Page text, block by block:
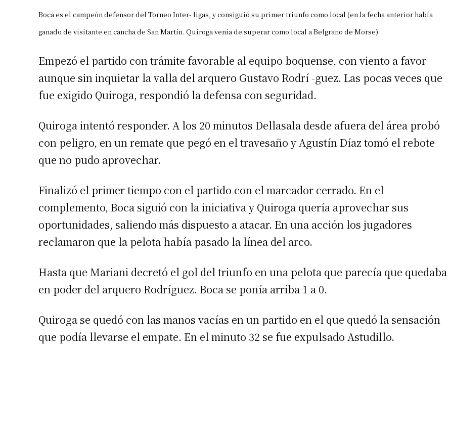
Boca es el campeón defensor del Torneo Inter- ligas, y consiguió su primer triunfo como local (en la fecha anterior había
ganado de visitante en cancha de San Martín. Quiroga venía de superar como local a Belgrano de Morse).
Empezó el partido con trámite favorable al equipo boquense, con viento a favor
aunque sin inquietar la valla del arquero Gustavo Rodrí -guez. Las pocas veces que
fue exigido Quiroga, respondió la defensa con seguridad.
Quiroga intentó responder. A los 20 minutos Dellasala desde afuera del área probó
con peligro, en un remate que pegó en el travesaño y Agustín Díaz tomó el rebote
que no pudo aprovechar.
Finalizó el primer tiempo con el partido con el marcador cerrado. En el
complemento, Boca siguió con la iniciativa y Quiroga quería aprovechar sus
oportunidades, saliendo más dispuesto a atacar. En una acción los jugadores
reclamaron que la pelota había pasado la línea del arco.
Hasta que Mariani decretó el gol del triunfo en una pelota que parecía que quedaba
en poder del arquero Rodríguez. Boca se ponía arriba 1 a 0.
Quiroga se quedó con las manos vacías en un partido en el que quedó la sensación
que podía llevarse el empate. En el minuto 32 se fue expulsado Astudillo.